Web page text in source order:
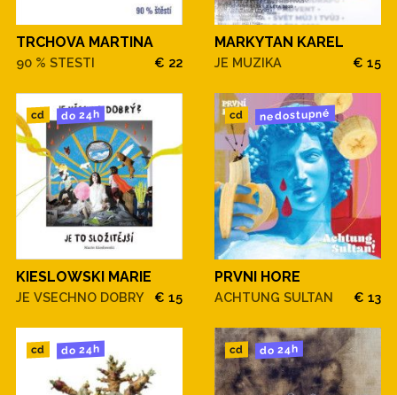
TRCHOVA MARTINA
90 % STESTI € 22
MARKYTAN KAREL
JE MUZIKA € 15
cd do 24h
KIESLOWSKI MARIE
JE VSECHNO DOBRY € 15
cd nedostupné
PRVNI HORE
ACHTUNG SULTAN € 13
cd do 24h cd do 24h